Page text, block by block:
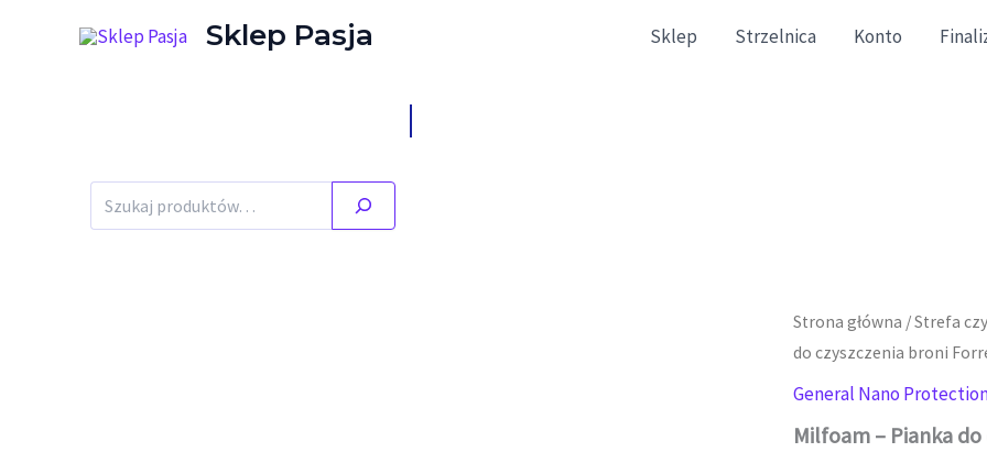
Sklep Pasja Sklep Strzelnica Konto
Strona główna /Strefa
do czyszczenia broni
General Nano
Milfoam – Pianka